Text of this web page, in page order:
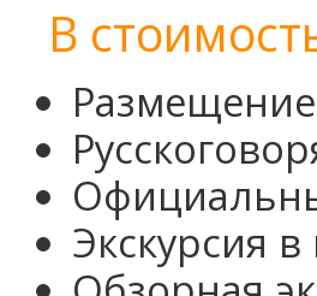
В
Экскурсия